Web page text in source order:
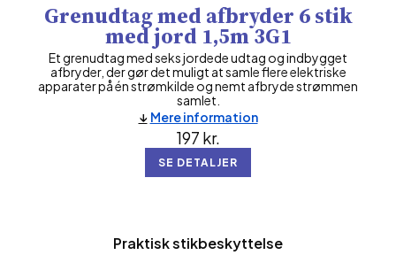
Grenudtag med afbryder 6 stik
med jord 1,5m 3G1
Et grenudtag med seks jordede udtag og indbygget
afbryder, der gør det muligt at samle flere elektriske
apparater på én strømkilde og nemt afbryde strømmen
samlet.
197 kr.
SE DETALJER
Mere information
Praktisk stikbeskyttelse